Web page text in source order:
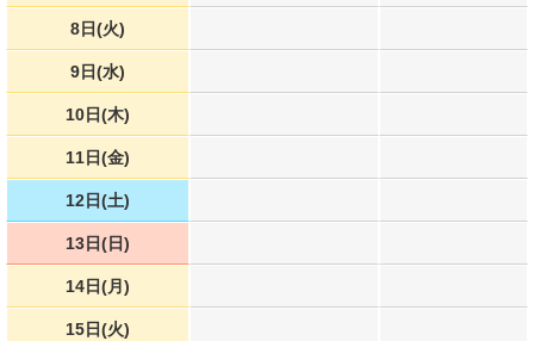
8日(火)
9日(水)
10日(木)
11日(金)
12日(土)
13日(日)
14日(月)
15日(火)